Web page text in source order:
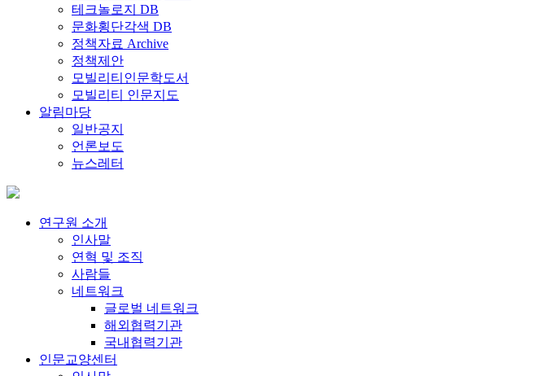
테크놀로지 DB
문화횡단각색 DB
정책자료 Archive
정책제안
모빌리티인문학도서
모빌리티 인문지도
알림마당
일반공지
언론보도
뉴스레터
연구원 소개
인사말
연혁 및 조직
사람들
네트워크
글로벌 네트워크
해외협력기관
국내협력기관
인문교양센터